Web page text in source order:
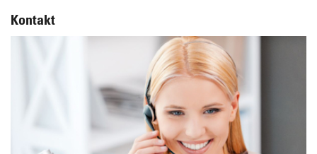
Kontakt